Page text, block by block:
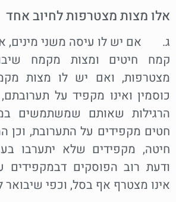
אלו מצות מצטרפות לחיוב אחד
ג. אם יש לו עיסה משני מינים,
קמח חיטים ומצות מקמח
מצטרפות, ואם יש לו מצות
כוסמין ואינו מקפיד על
הרגילות שאותם שמשתמשים
חטים מקפידים על התערובת,
חיטה, מקפידים שלא יתערבו
ודעת רוב הפוסקים דבמקפידים
אינו מצטרף אף בסל, וכפי שיבואר